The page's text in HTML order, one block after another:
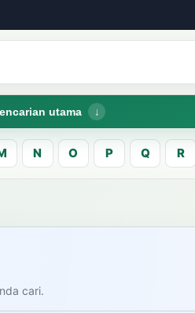
utama
N O P Q R
cari.